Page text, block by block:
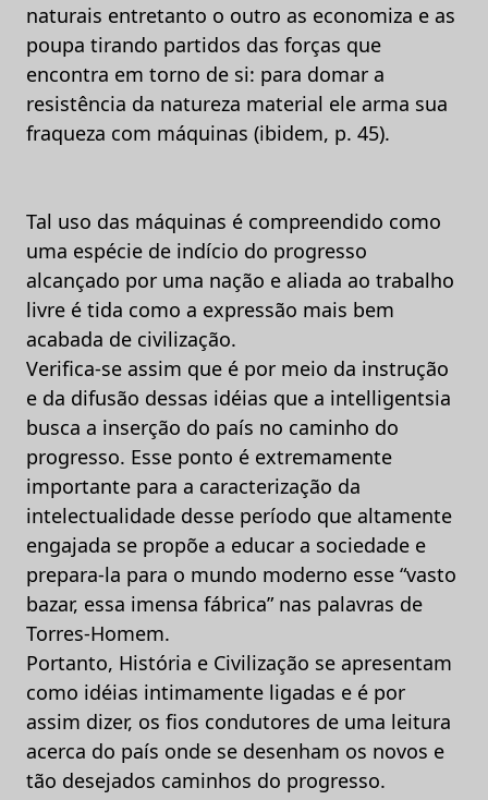
naturais entretanto o outro as economiza e as
poupa tirando partidos das forças que
encontra em torno de si: para domar a
resistência da natureza material ele arma sua
fraqueza com máquinas (ibidem, p. 45).
Tal uso das máquinas é compreendido como
uma espécie de indício do progresso
alcançado por uma nação e aliada ao trabalho
livre é tida como a expressão mais bem
acabada de civilização.
Verifica-se assim que é por meio da instrução
e da difusão dessas idéias que a intelligentsia
busca a inserção do país no caminho do
progresso. Esse ponto é extremamente
importante para a caracterização da
intelectualidade desse período que altamente
engajada se propõe a educar a sociedade e
prepara-la para o mundo moderno esse “vasto
bazar, essa imensa fábrica” nas palavras de
Torres-Homem.
Portanto, História e Civilização se apresentam
como idéias intimamente ligadas e é por
assim dizer, os fios condutores de uma leitura
acerca do país onde se desenham os novos e
tão desejados caminhos do progresso.